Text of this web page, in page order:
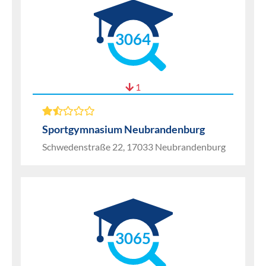
3064
1
Sportgymnasium Neubrandenburg
Schwedenstraße 22, 17033 Neubrandenburg
3065